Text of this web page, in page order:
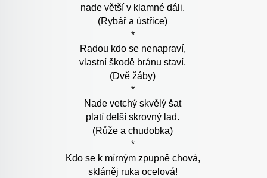
nade větší v klamné dáli.
(Rybář a ústřice)
*
Radou kdo se nenapraví,
vlastní škodě bránu staví.
(Dvě žáby)
*
Nade vetchý skvělý šat
platí delší skrovný lad.
(Růže a chudobka)
*
Kdo se k mírným zpupně chová,
skláněj ruka ocelová!